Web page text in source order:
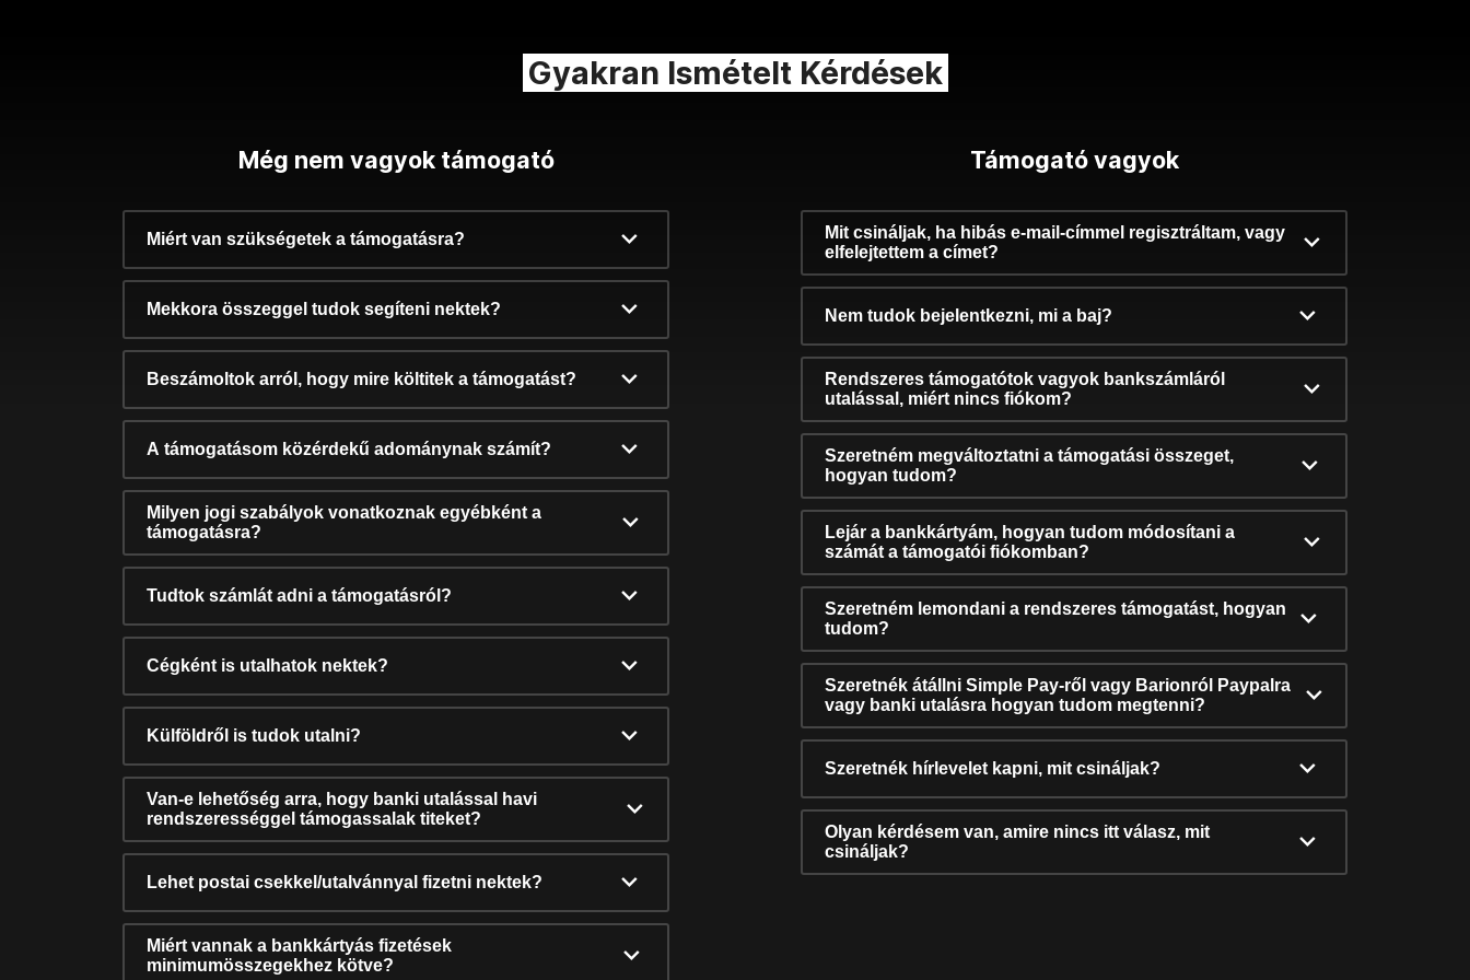
Gyakran Ismételt Kérdések
Még nem vagyok támogató
Miért van szükségetek a támogatásra?
Mekkora összeggel tudok segíteni nektek?
Beszámoltok arról, hogy mire költitek a támogatást?
A támogatásom közérdekű adománynak számít?
Milyen jogi szabályok vonatkoznak egyébként a
támogatásra?
Tudtok számlát adni a támogatásról?
Cégként is utalhatok nektek?
Külföldről is tudok utalni?
Van-e lehetőség arra, hogy banki utalással havi
rendszerességgel támogassalak titeket?
Lehet postai csekkel/utalvánnyal fizetni nektek?
Miért vannak a bankkártyás fizetések
minimumösszegekhez kötve?
Támogató vagyok
Mit csináljak, ha hibás e-mail-címmel regisztráltam, vagy
elfelejtettem a címet?
Nem tudok bejelentkezni, mi a baj?
Rendszeres támogatótok vagyok bankszámláról
utalással, miért nincs fiókom?
Szeretném megváltoztatni a támogatási összeget,
hogyan tudom?
Lejár a bankkártyám, hogyan tudom módosítani a
számát a támogatói fiókomban?
Szeretném lemondani a rendszeres támogatást, hogyan
tudom?
Szeretnék átállni Simple Pay-ről vagy Barionról Paypalra
vagy banki utalásra hogyan tudom megtenni?
Szeretnék hírlevelet kapni, mit csináljak?
Olyan kérdésem van, amire nincs itt válasz, mit
csináljak?